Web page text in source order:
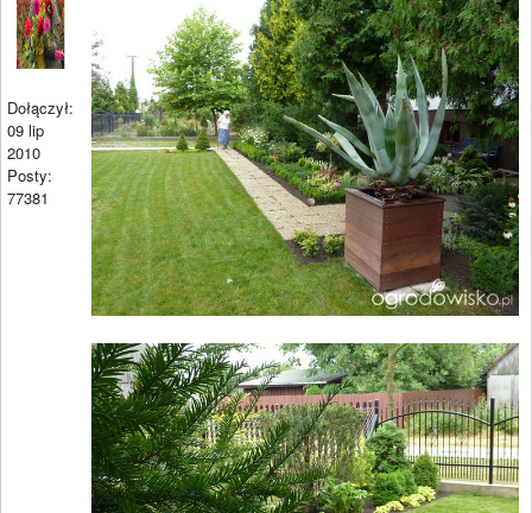
Dołączył:
09 lip
2010
Posty:
77381